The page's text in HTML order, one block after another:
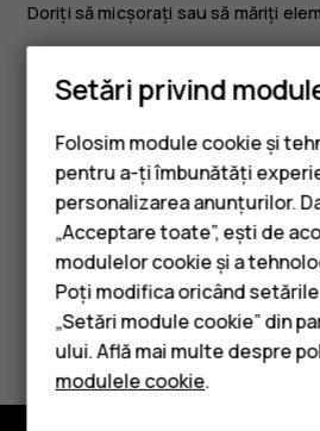
Smartphone-
Telefoane
Accesorii
Tablete
Doriți să micșorați sau să măriți
AtingețiDimensiunea afișării
dimensiune afișaj.
Considerați utile aceste
Da Nu
Setări privind
Folosim module cookie și
pentru a-ți îmbunătăți
personalizarea anunțurilor.
„Acceptare toate”, ești de
modulelor cookie și a
Poți modifica oricând
„Setări module cookie” din
ului. Află mai multe despre
modulele cookie.